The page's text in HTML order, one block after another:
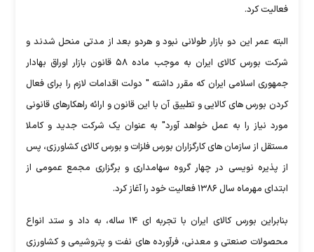
فعالیت کرد.
البته عمر این دو بازار طولانی نبود و هردو بعد از مدتی منحل شدند و
شرکت بورس کالای ایران به موجب ماده ۵۸ قانون بازار اوراق بهادار
جمهوری اسلامی ایران که مقرر داشته " دولت اقدامات لازم را برای فعال
کردن بورس های کالایی و تطبیق آن با این قانون و ارائه راهکارهای قانونی
مورد نیاز را به عمل خواهد آورد" به عنوان یک شرکت جدید و کاملا
مستقل از سازمان های کارگزاران بورس فلزات و بورس کالای کشاورزی، پس
از پذیره نویسی در چهار گروه سهامداری و برگزاری مجمع عمومی از
ابتدای مهرماه سال ۱۳۸۶ فعالیت خود را آغاز کرد.
بنابراین بورس کالای ایران با تجربه ای ۱۴ ساله، به داد و ستد انواع
محصولات صنعتی و معدنی، فرآورده های نفت و پتروشیمی و کشاورزی